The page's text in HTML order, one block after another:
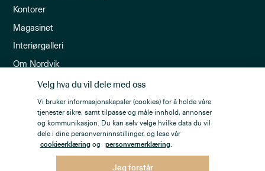
Kontorer
Magasinet
Interiørgalleri
Om Nordvik
Ledige stillinger
Nordvik-appen
Nyhetsbrev
Velg hva du vil dele med oss
Vi bruker informasjonskapsler (cookies) for å holde våre
tjenester sikre, samt tilpasse og måle innhold, annonser
og kommunikasjon. Du kan selv velge hvilke data du vil
dele i dine personverninnstillinger, og lese vår
cookieerklæringog personvernerklæring.
Jeg forstår